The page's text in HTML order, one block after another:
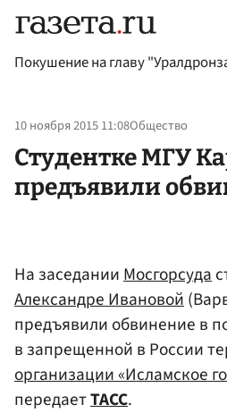
Покушение на главу
10 ноября 2015 11:08Общество
Студентке МГУ
предъявили
На заседанииМосгорсуда
Александре Ивановой
предъявили обвинение в
в запрещенной в России
организации «Исламское
передаетТАСС.